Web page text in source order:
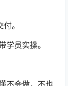
。
学员实操。
不会做，不也